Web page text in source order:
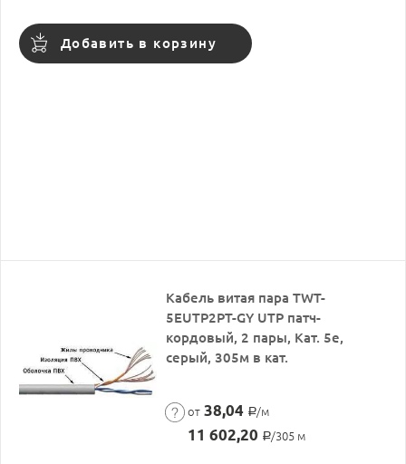
Добавить в корзину
Кабель витая пара TWT-
5EUTP2PT-GY UTP патч-
кордовый, 2 пары, Кат. 5e,
серый, 305м в кат.
от 38,04 Р/м
11 602,20 Р/305 м